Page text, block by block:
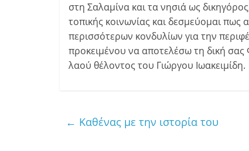
στη Σαλαμίνα και τα νησιά ως
τοπικής κοινωνίας και δεσμεύομαι πως
περισσότερων κονδυλίων για την
προκειμένου να αποτελέσω τη δική
λαού θέλοντος του Γιώργου Ιωακειμίδη.
← Καθένας με την ιστορία του